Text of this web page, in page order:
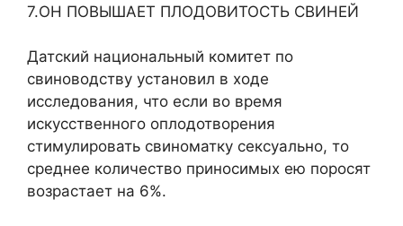
7.ОН ПОВЫШАЕТ ПЛОДОВИТОСТЬ СВИНЕЙ
Датский национальный комитет по
свиноводству установил в ходе
исследования, что если во время
искусственного оплодотворения
стимулировать свиноматку сексуально, то
среднее количество приносимых ею поросят
возрастает на 6%.